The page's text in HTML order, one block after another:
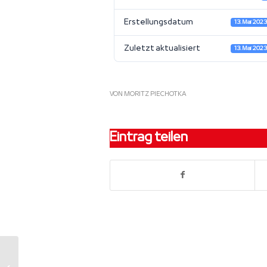
Erstellungsdatum 13. Mai 2023
Zuletzt aktualisiert 13. Mai 2023
VON MORITZ PIECHOTKA
Eintrag teilen